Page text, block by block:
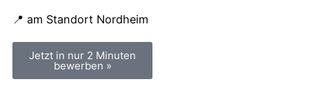
📍 am Standort Nordheim
Jetzt in nur 2 Minuten
bewerben »